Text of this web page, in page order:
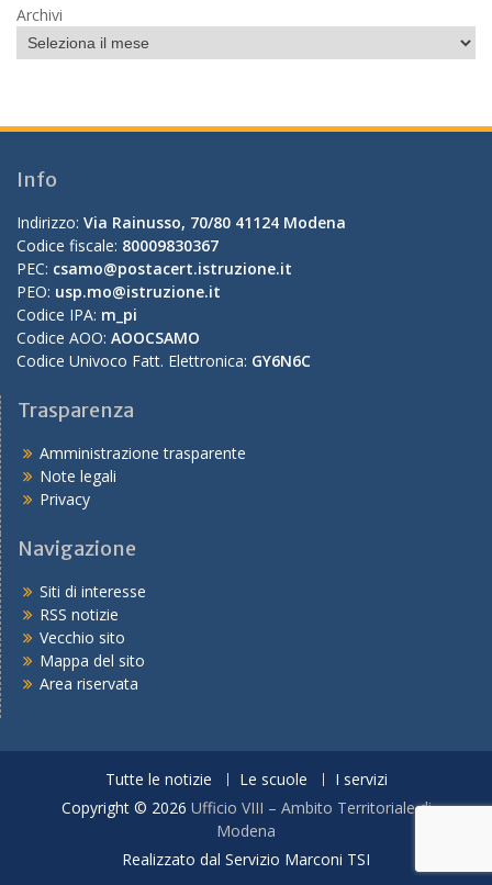
Archivi
Info
Indirizzo: Via Rainusso, 70/80 41124 Modena
Codice fiscale: 80009830367
PEC: csamo@postacert.istruzione.it
PEO: usp.mo@istruzione.it
Codice IPA: m_pi
Codice AOO: AOOCSAMO
Codice Univoco Fatt. Elettronica: GY6N6C
Trasparenza
Amministrazione trasparente
Note legali
Privacy
Navigazione
Siti di interesse
RSS notizie
Vecchio sito
Mappa del sito
Area riservata
Tutte le notizie Le scuole
I servizi
Copyright © 2026 Ufficio VIII – Ambito Territoriale di
Modena
Realizzato dal Servizio Marconi TSI